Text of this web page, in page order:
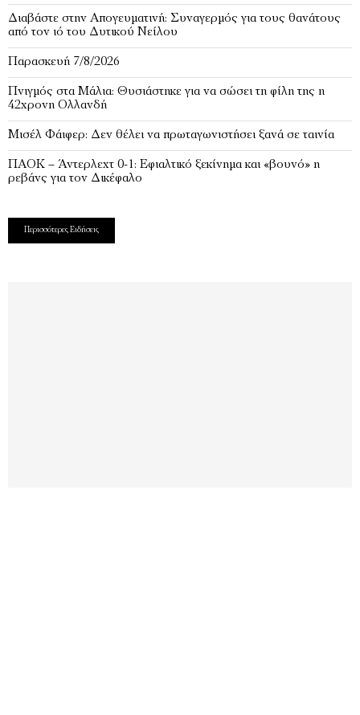
Διαβάστε στην Απογευματινή: Συναγερμός για τους θανάτους
από τον ιό του Δυτικού Νείλου
Παρασκευή 7/8/2026
Πνιγμός στα Μάλια: Θυσιάστηκε για να σώσει τη φίλη της η
42χρονη Ολλανδή
Μισέλ Φάιφερ: Δεν θέλει να πρωταγωνιστήσει ξανά σε ταινία
ΠΑΟΚ – Άντερλεχτ 0-1: Εφιαλτικό ξεκίνημα και «βουνό» η
ρεβάνς για τον Δικέφαλο
Περισσότερες Ειδήσεις